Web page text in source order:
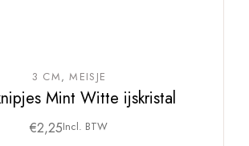
3 CM MEISJE
Mint Witte ijskristal
€2,25Incl. BTW